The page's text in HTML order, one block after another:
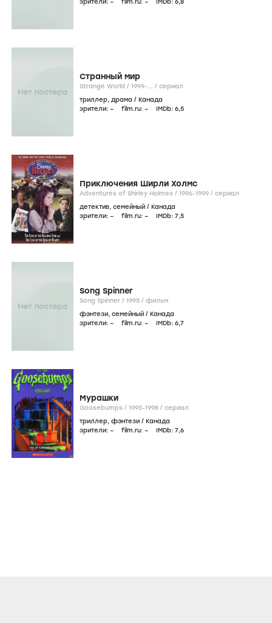
Странный мир
Strange World / 1999-... / сериал
триллер, драма / Канада
зрители: – film.ru: – IMDb: 6,5
Приключения Ширли Холмс
Adventures of Shirley Holmes / 1996-1999 / сериал
детектив, семейный / Канада
зрители: – film.ru: – IMDb: 7,5
Song Spinner
Song Spinner / 1995 / фильм
фэнтези, семейный / Канада
зрители: – film.ru: – IMDb: 6,7
Мурашки
Goosebumps / 1995-1998 / сериал
триллер, фэнтези / Канада
зрители: – film.ru: – IMDb: 7,6